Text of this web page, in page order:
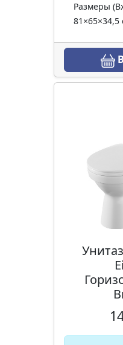
Размеры
81×65×34,5